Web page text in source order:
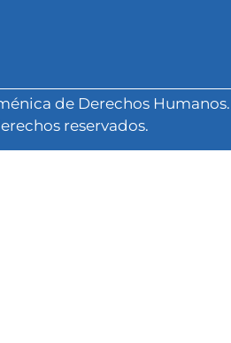
de Derechos Humanos.
reservados.